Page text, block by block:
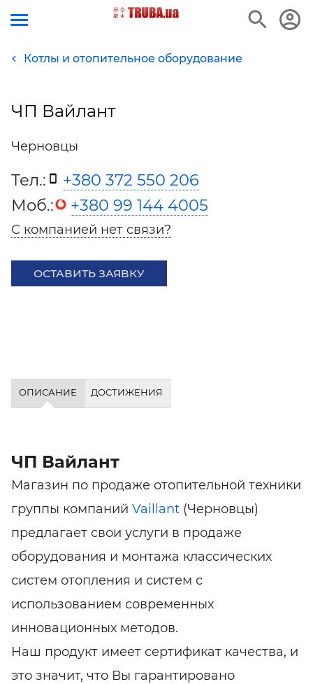
Котлы и отопительное оборудование
ЧП Вайлант
Черновцы
Тел.:
+380 372 550 206
Моб.:
+380 99 144 4005
С компанией нет связи?
ОСТАВИТЬ ЗАЯВКУ
ОПИСАНИЕ ДОСТИЖЕНИЯ
ЧП Вайлант
Магазин по продаже отопительной техники
группы компаний Vaillant (Черновцы)
предлагает свои услуги в продаже
оборудования и монтажа классических
систем отопления и систем с
использованием современных
инновационных методов.
Наш продукт имеет сертификат качества, и
это значит, что Вы гарантировано